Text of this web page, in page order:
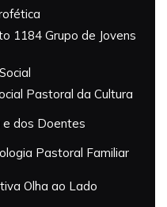
1184 Grupo de Jovens
Pastoral da Cultura
dos Doentes
Pastoral Familiar
Olha ao Lado